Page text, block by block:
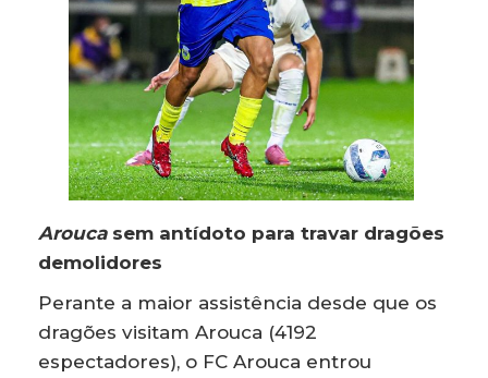
Aroucasem antídoto para travar dragões
demolidores
Perante a maior assistência desde que os
dragões visitam Arouca (4192
espectadores), o FC Arouca entrou